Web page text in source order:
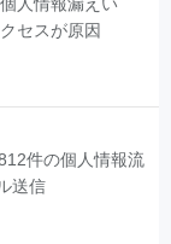
セスが原因
件の個人情報流
送信